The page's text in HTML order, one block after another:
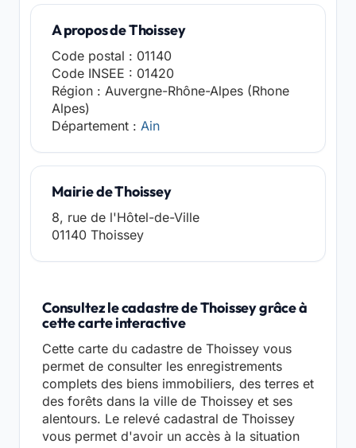
A propos de Thoissey
Code postal : 01140
Code INSEE : 01420
Région : Auvergne-Rhône-Alpes (Rhone
Alpes)
Département : Ain
Mairie de Thoissey
8, rue de l'Hôtel-de-Ville
01140 Thoissey
Consultez le cadastre de Thoissey grâce à
cette carte interactive
Cette carte du cadastre de Thoissey vous
permet de consulter les enregistrements
complets des biens immobiliers, des terres et
des forêts dans la ville de Thoissey et ses
alentours. Le relevé cadastral de Thoissey
vous permet d'avoir un accès à la situation